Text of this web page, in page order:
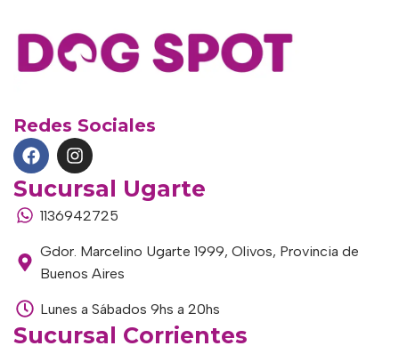
Redes Sociales
Sucursal Ugarte
1136942725
Gdor. Marcelino Ugarte 1999, Olivos, Provincia de
Buenos Aires
Lunes a Sábados 9hs a 20hs
Sucursal Corrientes